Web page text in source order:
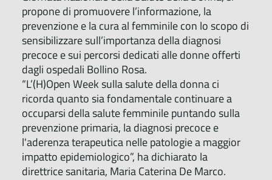
propone di promuovere l’informazione, la
prevenzione e la cura al femminile con lo scopo di
sensibilizzare sull’importanza della diagnosi
precoce e sui percorsi dedicati alle donne offerti
dagli ospedali Bollino Rosa.
“L’(H)Open Week sulla salute della donna ci
ricorda quanto sia fondamentale continuare a
occuparsi della salute femminile puntando sulla
prevenzione primaria, la diagnosi precoce e
l'aderenza terapeutica nelle patologie a maggior
impatto epidemiologico”, ha dichiarato la
direttrice sanitaria, Maria Caterina De Marco.